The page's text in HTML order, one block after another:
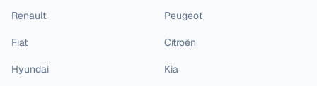
Renault Peugeot
Fiat Citroën
Hyundai Kia